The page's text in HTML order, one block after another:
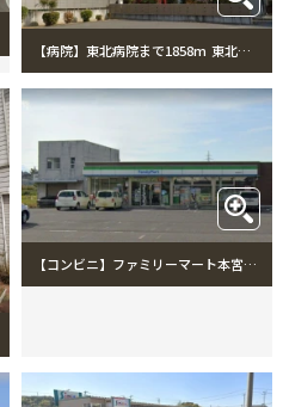
【病院】東北病院まで1858m 東北病院
【コンビニ】ファミリーマート本宮兼谷店まで1316m ファミリーマート本宮兼谷店